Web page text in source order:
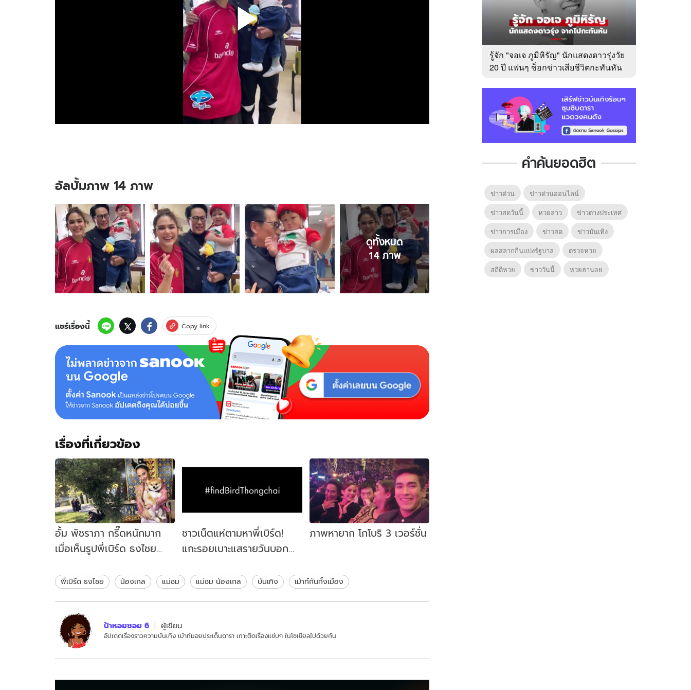
อัลบั้มภาพ 14 ภาพ
อัลบั้ม
ภาพ
14
ภาพ
ของ
"พี่
เบิร์ด
ธง
ไชย"
แล้ว
อุ้ม
ทั้ง
"น้อง
เกล"
เพิ่ง
ตื่น
แต่
เป็น
งาน
ดูทั้งหมด
14ภาพ
แชร์เรื่องนี้ Copy link
เรื่องที่เกี่ยวข้อง
อั้ม พัชราภา กรี๊ดหนักมาก
เมื่อเห็นรูปพี่เบิร์ด ธงไชย
ชาวเน็ตแห่ตามหาพี่เบิร์ด!
แกะรอยเบาะแสรายวันบอก
ภาพหายาก โกโบริ 3 เวอร์ชั่น
พี่เบิร์ด ธงไชย น้องเกล แม่ชม แม่ชม น้องเกล บันเทิง เม้าท์กันทั้งเมือง
ป้าหอยซอย 6 ผู้เขียน
อัปเดตเรื่องราวความบันเทิง เม้าท์มอยประเด็นดารา เกาะติดเรื่องแซ่บๆ ในโซเชียลไปด้วยกัน
รู้จัก "จอเจ ภูมิหิรัญ" นักแสดงดาวรุ่งวัย
20 ปี แฟนๆ ช็อกข่าวเสียชีวิตกะทันหัน
คำค้นยอดฮิต
ข่าวด่วน
ข่าวด่วนออนไลน์
ข่าวสดวันนี้
หวยลาว
ข่าวต่างประเทศ
ข่าวการเมือง
ข่าวสด
ข่าวบันเทิง
ผลสลากกินแบ่งรัฐบาล
ตรวจหวย
สถิติหวย
ข่าววันนี้ หวยฮานอย